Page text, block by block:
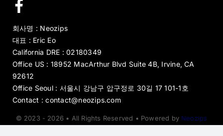
회사명 : Neozips
대표 : Eric Eo
California DRE : 02180349
Office US : 18952 MacArthur Blvd Suite 4B, Irvine, CA
92612
Office Seoul : 서울시 강남구 압구정로 30길 17 101-1호
Contact : contact@neozips.com
© 2023 - 2026 • All Rights Reserved • Powered by Neozips